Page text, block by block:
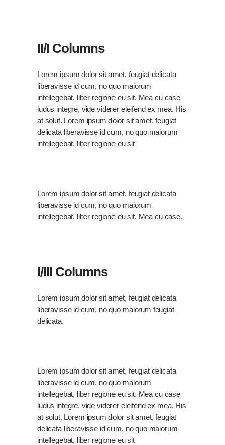
II/I Columns
Lorem ipsum dolor sit amet, feugiat delicata
liberavisse id cum, no quo maiorum
intellegebat, liber regione eu sit. Mea cu case
ludus integre, vide viderer eleifend ex mea. His
at solut. Lorem ipsum dolor sit amet, feugiat
delicata liberavisse id cum, no quo maiorum
intellegebat, liber regione eu sit
Lorem ipsum dolor sit amet, feugiat delicata
liberavisse id cum, no quo maiorum
intellegebat, liber regione eu sit. Mea cu case.
I/III Columns
Lorem ipsum dolor sit amet, feugiat delicata
liberavisse id cum, no quo maiorum feugiat
delicata.
Lorem ipsum dolor sit amet, feugiat delicata
liberavisse id cum, no quo maiorum
intellegebat, liber regione eu sit. Mea cu case
ludus integre, vide viderer eleifend ex mea. His
at solut. Lorem ipsum dolor sit amet, feugiat
delicata liberavisse id cum, no quo maiorum
intellegebat, liber regione eu sit